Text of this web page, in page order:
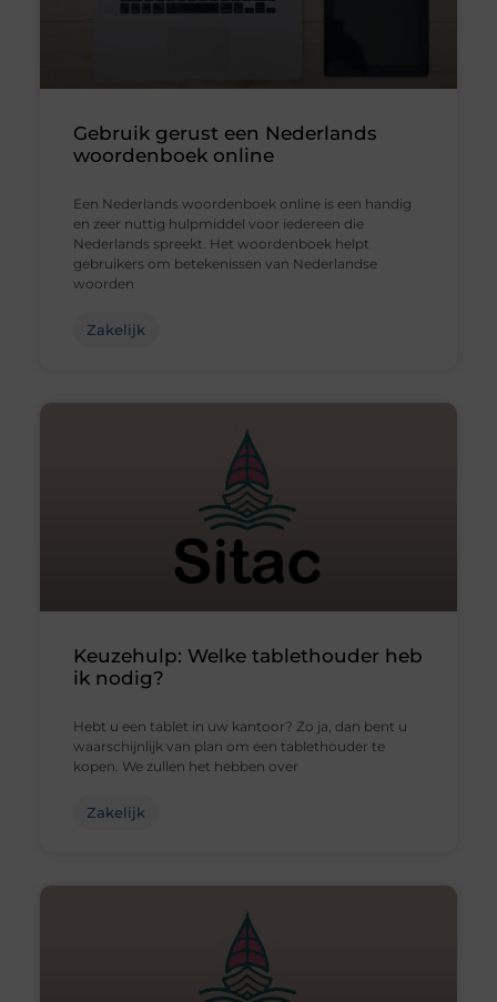
Gebruik gerust een Nederlands
woordenboek online
Een Nederlands woordenboek online is een handig
en zeer nuttig hulpmiddel voor iedereen die
Nederlands spreekt. Het woordenboek helpt
gebruikers om betekenissen van Nederlandse
woorden
Zakelijk
Keuzehulp: Welke tablethouder heb
ik nodig?
Hebt u een tablet in uw kantoor? Zo ja, dan bent u
waarschijnlijk van plan om een tablethouder te
kopen. We zullen het hebben over
Zakelijk